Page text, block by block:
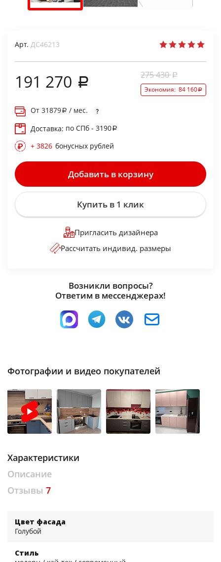
Арт. ДС46213
191 270 275 430
Экономия: 84 160
От 31879
/ мес.
Доставка: по СПб - 3190
+ 3826 бонусных рублей
Добавить в корзину
Купить в 1 клик
Пригласить дизайнера
Рассчитать индивид. размеры
Возникли вопросы?
Ответим в мессенджерах!
Фотографии и видео покупателей
Характеристики
Описание
Отзывы 7
Цвет фасада
Голубой
Стиль